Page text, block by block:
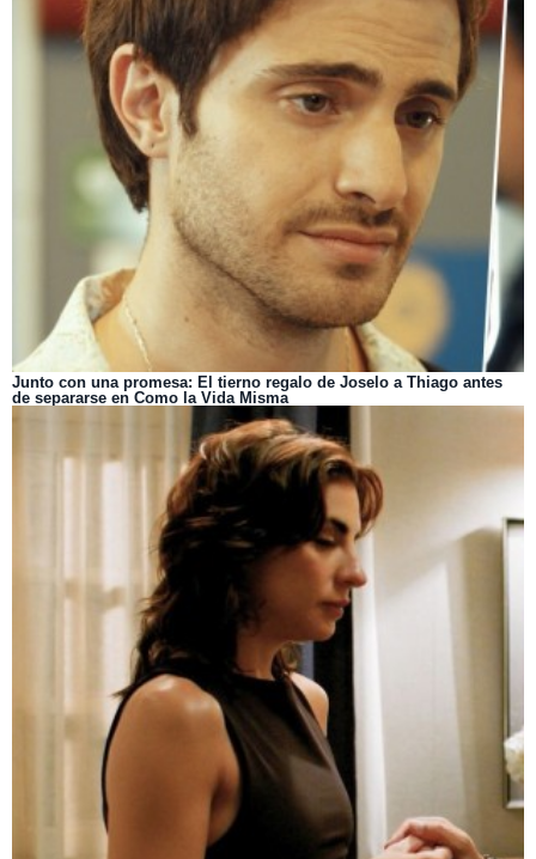
Junto con una promesa: El tierno regalo de Joselo a Thiago antes
de separarse en Como la Vida Misma